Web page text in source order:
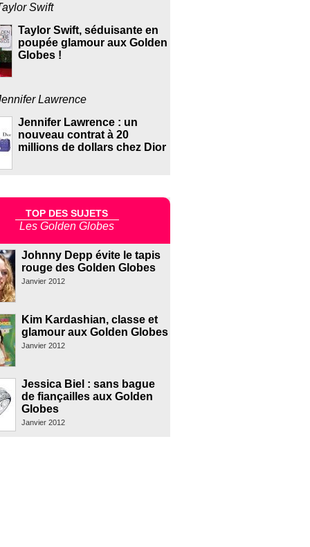
Swift
Taylor Swift, séduisante en
poupée glamour aux Golden
Globes !
Lawrence
Jennifer Lawrence : un
nouveau contrat à 20
millions de dollars chez Dior
TOP DES SUJETS
Les Golden Globes
Johnny Depp évite le tapis
rouge des Golden Globes
Janvier 2012
Kim Kardashian, classe et
glamour aux Golden Globes
Janvier 2012
Jessica Biel : sans bague
de fiançailles aux Golden
Globes
Janvier 2012